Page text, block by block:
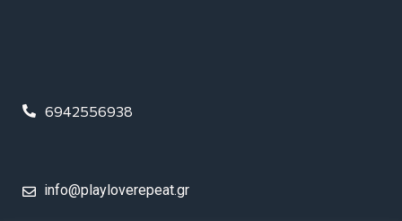
6942556938
info@playloverepeat.gr